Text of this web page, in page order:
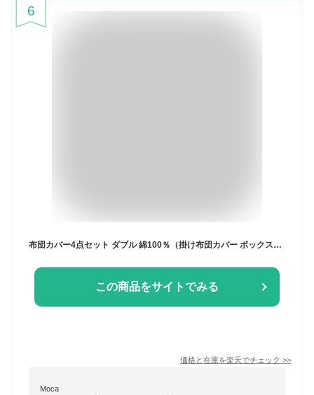
6
布団カバー4点セット ダブル 綿100％（掛け布団カバー ボックスシーツ 枕カバーM×2） 同色セット プレインニット しっとり ストレッチ おしゃれ 北欧 寝具 コットン 布団カバー やわらか ベッド リネン fab the home
この商品をサイトでみる
価格と在庫を楽天でチェック >>
Moca